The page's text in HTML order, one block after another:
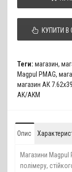
КУПИТИ В
Теги: магазин,
Magpul PMAG,
магазин АК 7.62х39
AK/AKM
Опис
Магазини
полімеру,